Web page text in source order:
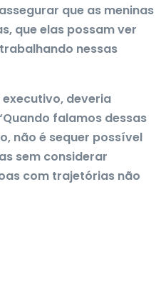
que as meninas
que elas possam ver
nessas
deveria
falamos dessas
não é sequer possível
sem considerar
com trajetórias não